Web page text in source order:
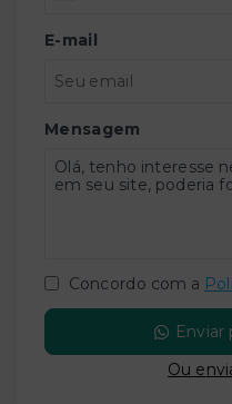
E-mail
Mensagem
Concordo com a
Enviar
Ou e